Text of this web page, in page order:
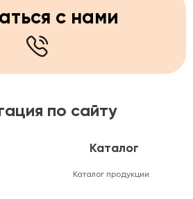
с нами
по сайту
Каталог
Каталог продукции